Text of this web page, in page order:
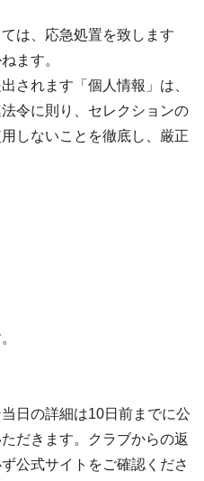
は、応急処置を致します
ます。
されます「個人情報」は、
令に則り、セレクションの
しないことを徹底し、厳正
日の詳細は10日前までに公
だきます。クラブからの返
公式サイトをご確認くださ